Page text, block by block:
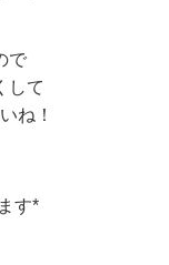
で
して
ね！
す*